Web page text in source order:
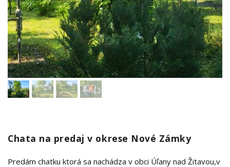
Chata na predaj v okrese Nové Zámky
Predám chatku ktorá sa nachádza v obci Úľany nad Žitavou,v